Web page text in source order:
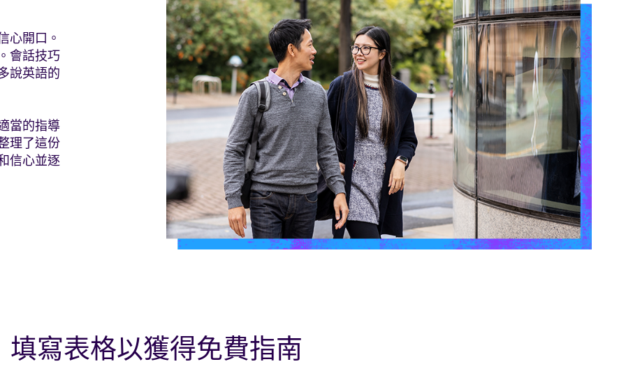
心開口。
會話技巧
說英語的
當的指導
理了這份
信心並逐
填寫表格以獲得免費指南